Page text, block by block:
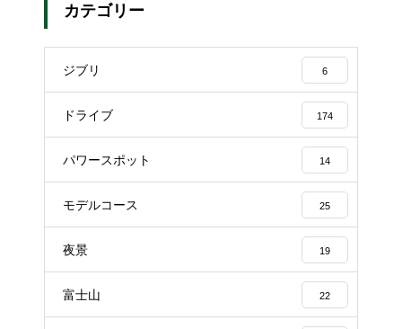
カテゴリー
ジブリ 6
ドライブ 174
パワースポット 14
モデルコース 25
夜景 19
富士山 22